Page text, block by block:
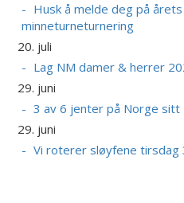
Husk å melde deg på
minneturneturnering
20. juli
Lag NM damer & herrer
29. juni
3 av 6 jenter på Norge sitt
29. juni
Vi roterer sløyfene tirsdag